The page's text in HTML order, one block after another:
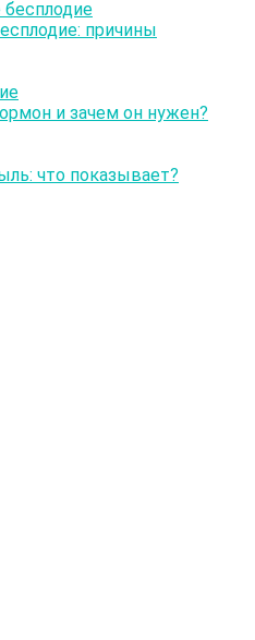
причины
и зачем он нужен?
что показывает?